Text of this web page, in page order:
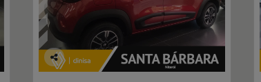
Co